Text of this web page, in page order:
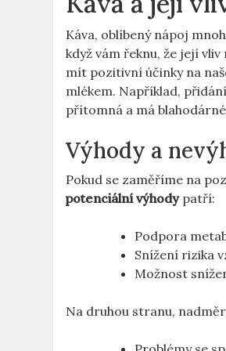
Káva, oblíbený nápoj
když vám řeknu, že její
mít pozitivní účinky na
mlékem. Například,
přítomná a má
Výhody a
Pokud se zaměříme na
potenciální výhodypatří:
Podpora
Snížení rizika
Možnost
Na druhou stranu,